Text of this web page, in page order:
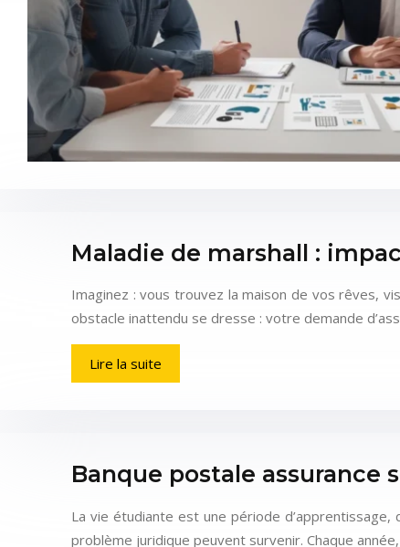
Maladie de marshall :
Imaginez : vous trouvez la maison de vos rêves,
obstacle inattendu se dresse : votre demande
Lire la suite
Banque postale assurance
La vie étudiante est une période
problème juridique peuvent survenir. Chaque